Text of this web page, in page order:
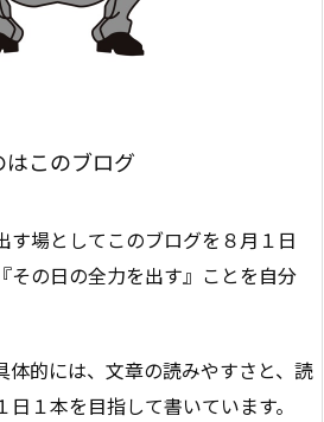
このブログ
す場としてこのブログを８月１日
その日の全力を出す』ことを自分
体的には、文章の読みやすさと、読
１本を目指して書いています。